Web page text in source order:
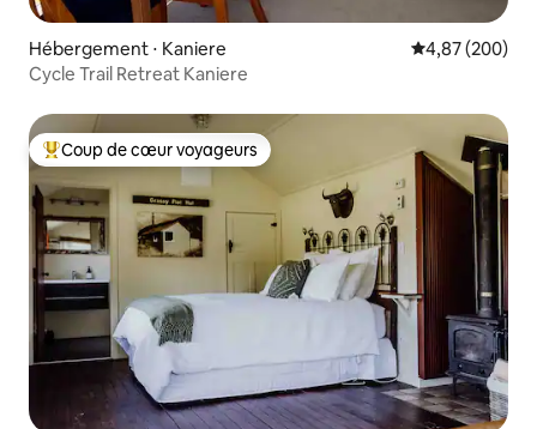
Hébergement ⋅ Kaniere Évaluation
4,87 (200)
Cycle Trail Retreat Kaniere
Coups de cœur voyageurs les plus appréciés
Coup de cœur voyageurs